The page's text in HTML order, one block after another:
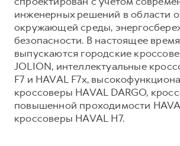
инженерных решений в области
окружающей среды,
безопасности. В настоящее
выпускаются городские
JOLION, интеллектуальные
F7 и HAVAL F7x,
кроссоверы HAVAL DARGO,
повышенной проходимости
кроссоверы HAVAL H7.